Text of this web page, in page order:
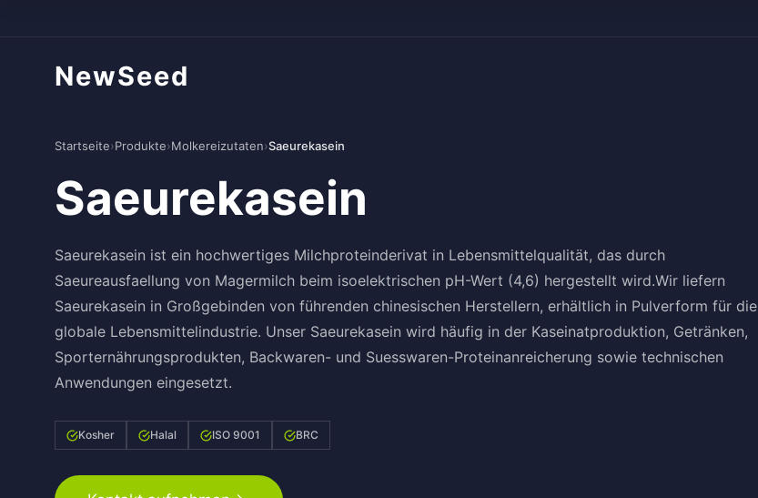
NewSeed
Startseite›Produkte›Molkereizutaten›Saeurekasein
Saeurekasein
Saeurekasein ist ein hochwertiges Milchproteinderivat in Lebensmittelqualität, das durch
Saeureausfaellung von Magermilch beim isoelektrischen pH-Wert (4,6) hergestellt wird.Wir liefern
Saeurekasein in Großgebinden von führenden chinesischen Herstellern, erhältlich in Pulverform für die
globale Lebensmittelindustrie. Unser Saeurekasein wird häufig in der Kaseinatproduktion, Getränken,
Sporternährungsprodukten, Backwaren- und Suesswaren-Proteinanreicherung sowie technischen
Anwendungen eingesetzt.
Kosher Halal ISO 9001 BRC